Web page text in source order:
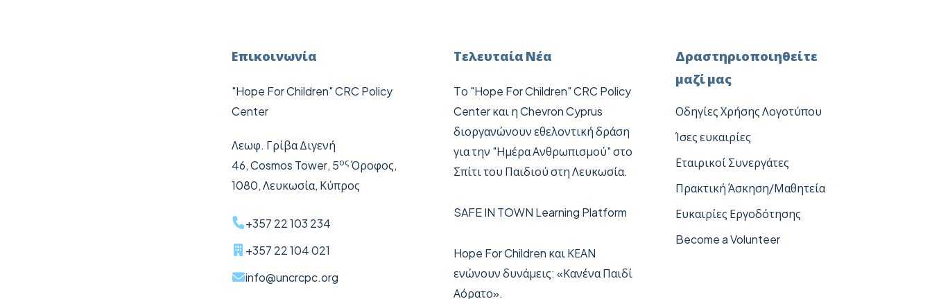
Επικοινωνία
"Hope For Children" CRC Policy
Center
Λεωφ. Γρίβα Διγενή
46,Cosmos Tower, 5ος Όροφος,
1080, Λευκωσία, Κύπρος
+357 22 103 234
+357 22 104 021
info@uncrcpc.org
Τελευταία Νέα
Το "Hope For Children" CRC Policy
Center και η Chevron Cyprus
διοργανώνουν εθελοντική δράση
για την "Hμέρα Ανθρωπισμού" στο
Σπίτι του Παιδιού στη Λευκωσία.
SAFE IN TOWN Learning Platform
Hope For Children και ΚΕΑΝ
ενώνουν δυνάμεις: «Κανένα Παιδί
Αόρατο».
Δραστηριοποιηθείτε
μαζί μας
Οδηγίες Χρήσης Λογοτύπου
Ίσες ευκαιρίες
Εταιρικοί Συνεργάτες
Πρακτική Άσκηση/Μαθητεία
Ευκαιρίες Εργοδότησης
Become a Volunteer